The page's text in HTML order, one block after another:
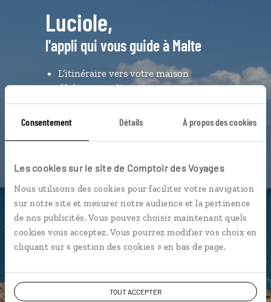
Consentement Détails À propos des cookies
Les cookies sur le site de Comptoir des Voyages
Nous utilisons des cookies pour faciliter votre navigation
sur notre site et mesurer notre audience et la pertinence
de nos publicités. Vous pouvez choisir maintenant quels
cookies vous acceptez. Vous pourrez modifier vos choix en
cliquant sur « gestion des cookies » en bas de page.
TOUT ACCEPTER
Luciole,
l'appli qui vous guide à Malte
L’itinéraire vers votre maison
d'hôtes en 1 clic
Notre sélection de cafés et
pastizzerias
Les plus belles criques
vous-même
DÉCOUVRIR LUCIOLE